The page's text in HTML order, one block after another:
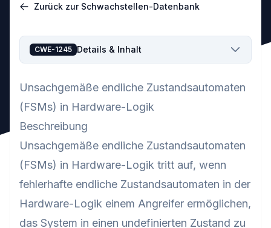
Zurück zur Schwachstellen-Datenbank
CWE-1245 Details & Inhalt
Unsachgemäße endliche Zustandsautomaten
(FSMs) in Hardware-Logik
Beschreibung
Unsachgemäße endliche Zustandsautomaten
(FSMs) in Hardware-Logik tritt auf, wenn
fehlerhafte endliche Zustandsautomaten in der
Hardware-Logik einem Angreifer ermöglichen,
das System in einen undefinierten Zustand zu